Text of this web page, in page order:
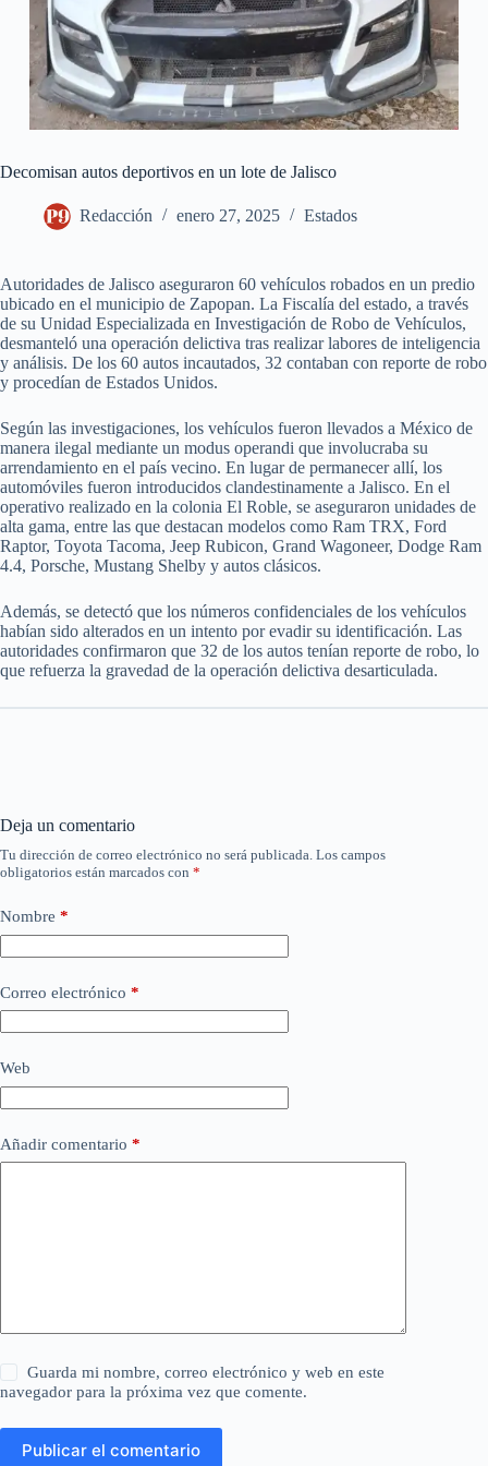
Decomisan autos deportivos en un lote de Jalisco
Redacción enero 27, 2025 Estados
Autoridades de Jalisco aseguraron 60 vehículos robados en un predio
ubicado en el municipio de Zapopan. La Fiscalía del estado, a través
de su Unidad Especializada en Investigación de Robo de Vehículos,
desmanteló una operación delictiva tras realizar labores de inteligencia
y análisis. De los 60 autos incautados, 32 contaban con reporte de robo
y procedían de Estados Unidos.
Según las investigaciones, los vehículos fueron llevados a México de
manera ilegal mediante un modus operandi que involucraba su
arrendamiento en el país vecino. En lugar de permanecer allí, los
automóviles fueron introducidos clandestinamente a Jalisco. En el
operativo realizado en la colonia El Roble, se aseguraron unidades de
alta gama, entre las que destacan modelos como Ram TRX, Ford
Raptor, Toyota Tacoma, Jeep Rubicon, Grand Wagoneer, Dodge Ram
4.4, Porsche, Mustang Shelby y autos clásicos.
Además, se detectó que los números confidenciales de los vehículos
habían sido alterados en un intento por evadir su identificación. Las
autoridades confirmaron que 32 de los autos tenían reporte de robo, lo
que refuerza la gravedad de la operación delictiva desarticulada.
Deja un comentario
Tu dirección de correo electrónico no será publicada. Los campos
obligatorios están marcados con *
Nombre *
Correo electrónico *
Web
Añadir comentario *
Guarda mi nombre, correo electrónico y web en este
navegador para la próxima vez que comente.
Publicar el comentario